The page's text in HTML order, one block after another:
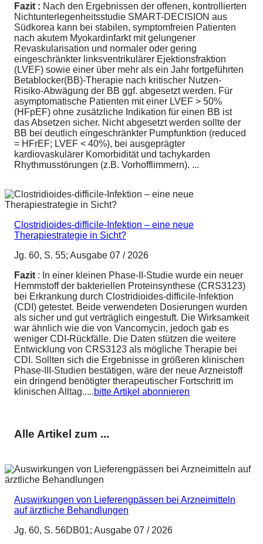
Fazit : Nach den Ergebnissen der offenen, kontrollierten
Nichtunterlegenheitsstudie SMART-DECISION aus
Südkorea kann bei stabilen, symptomfreien Patienten
nach akutem Myokardinfarkt mit gelungener
Revaskularisation und normaler oder gering
eingeschränkter linksventrikulärer Ejektionsfraktion
(LVEF) sowie einer über mehr als ein Jahr fortgeführten
Betablocker(BB)-Therapie nach kritischer Nutzen-
Risiko-Abwägung der BB ggf. abgesetzt werden. Für
asymptomatische Patienten mit einer LVEF > 50%
(HFpEF) ohne zusätzliche Indikation für einen BB ist
das Absetzen sicher. Nicht abgesetzt werden sollte der
BB bei deutlich eingeschränkter Pumpfunktion (reduced
= HFrEF; LVEF < 40%), bei ausgeprägter
kardiovaskulärer Komorbidität und tachykarden
Rhythmusstörungen (z.B. Vorhofflimmern). ...
Clostridioides-difficile-Infektion – eine neue
Therapiestrategie in Sicht?
Jg. 60, S. 55; Ausgabe 07 / 2026
Fazit : In einer kleinen Phase-II-Studie wurde ein neuer
Hemmstoff der bakteriellen Proteinsynthese (CRS3123)
bei Erkrankung durch Clostridioides-difficile-Infektion
(CDI) getestet. Beide verwendeten Dosierungen wurden
als sicher und gut verträglich eingestuft. Die Wirksamkeit
war ähnlich wie die von Vancomycin, jedoch gab es
weniger CDI-Rückfälle. Die Daten stützen die weitere
Entwicklung von CRS3123 als mögliche Therapie bei
CDI. Sollten sich die Ergebnisse in größeren klinischen
Phase-III-Studien bestätigen, wäre der neue Arzneistoff
ein dringend benötigter therapeutischer Fortschritt im
klinischen Alltag.....bitte Artikel abonnieren
Alle Artikel zum ...
Auswirkungen von Lieferengpässen bei Arzneimitteln
auf ärztliche Behandlungen
Jg. 60, S. 56DB01; Ausgabe 07 / 2026